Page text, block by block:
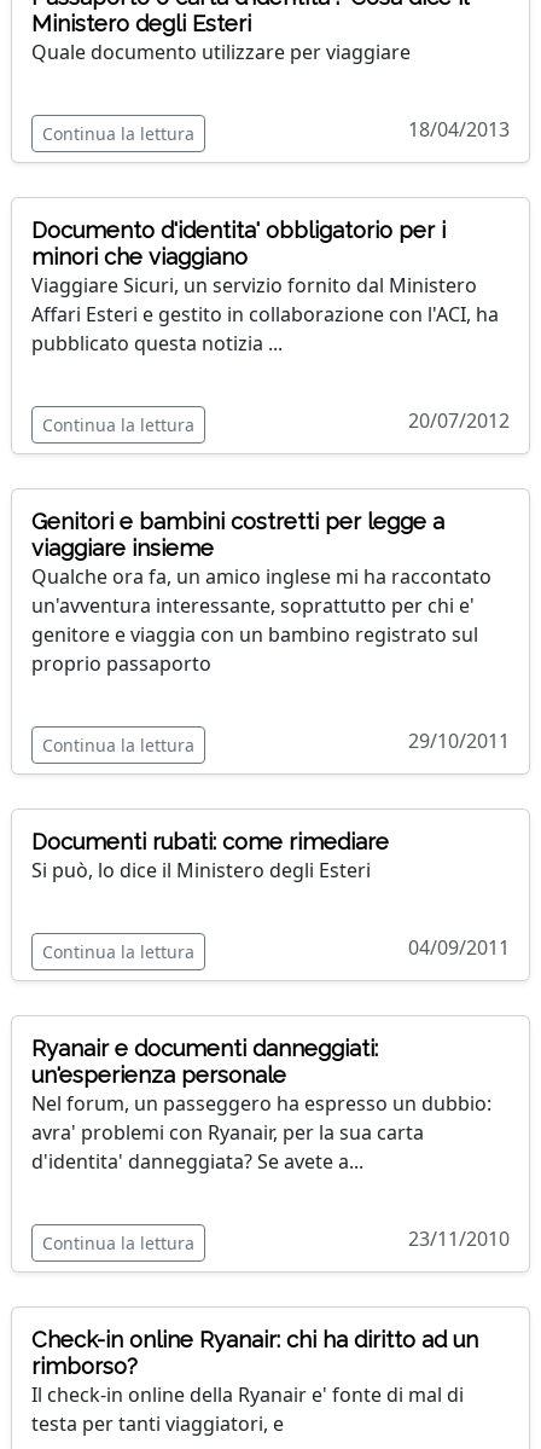
Ministero degli Esteri
Quale documento utilizzare per viaggiare
Continua la lettura 18/04/2013
Documento d'identita' obbligatorio per i
minori che viaggiano
Viaggiare Sicuri, un servizio fornito dal Ministero
Affari Esteri e gestito in collaborazione con l'ACI, ha
pubblicato questa notizia ...
Continua la lettura 20/07/2012
Genitori e bambini costretti per legge a
viaggiare insieme
Qualche ora fa, un amico inglese mi ha raccontato
un'avventura interessante, soprattutto per chi e'
genitore e viaggia con un bambino registrato sul
proprio passaporto
Continua la lettura 29/10/2011
Documenti rubati: come rimediare
Si può, lo dice il Ministero degli Esteri
Continua la lettura 04/09/2011
Ryanair e documenti danneggiati:
un'esperienza personale
Nel forum, un passeggero ha espresso un dubbio:
avra' problemi con Ryanair, per la sua carta
d'identita' danneggiata? Se avete a...
Continua la lettura 23/11/2010
Check-in online Ryanair: chi ha diritto ad un
rimborso?
Il check-in online della Ryanair e' fonte di mal di
testa per tanti viaggiatori, e